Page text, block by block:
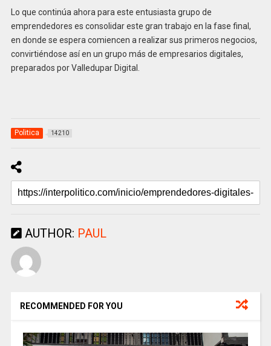
Lo que continúa ahora para este entusiasta grupo de
emprendedores es consolidar este gran trabajo en la fase final,
en donde se espera comiencen a realizar sus primeros negocios,
convirtiéndose así en un grupo más de empresarios digitales,
preparados por Valledupar Digital.
Politica 14210
AUTHOR: PAUL
RECOMMENDED FOR YOU